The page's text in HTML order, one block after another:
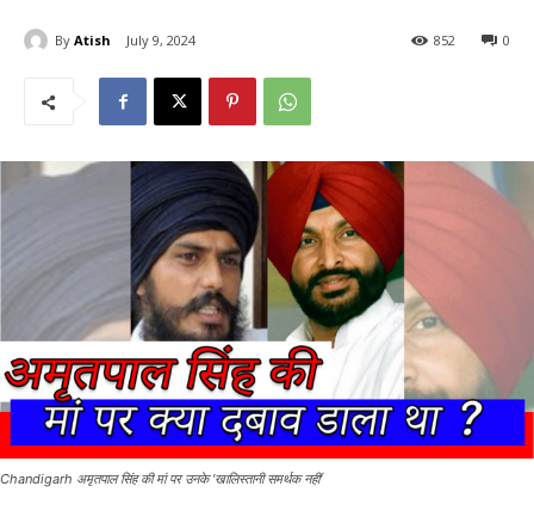
By Atish July 9, 2024 0
852
Chandigarh अमृतपाल सिंह की मां पर उनके 'खालिस्तानी समर्थक नहीं'